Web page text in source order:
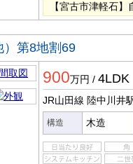
【宮古市津軽石
）第8地割69
900万円 / 4LDK
JR山田線 陸中川井
構造 木造